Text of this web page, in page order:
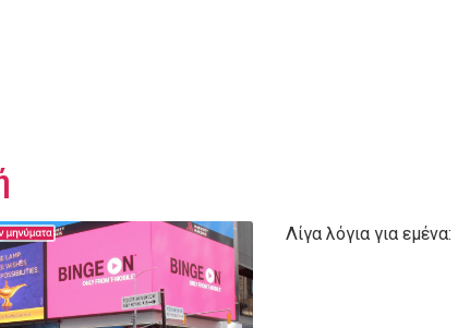
Λίγα λόγια για εμένα: